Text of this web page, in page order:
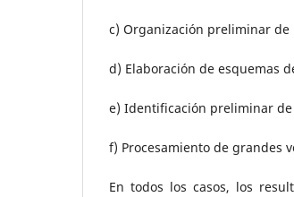
c) Organización preliminar de
d) Elaboración de esquemas
e) Identificación preliminar
f) Procesamiento de grandes
En todos los casos, los